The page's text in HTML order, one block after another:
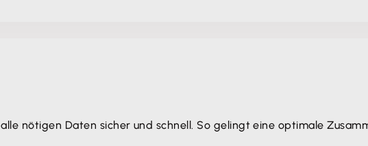
nötigen Daten sicher und schnell. So gelingt eine optimale